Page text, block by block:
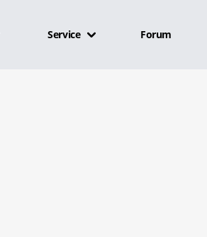
Service Forum